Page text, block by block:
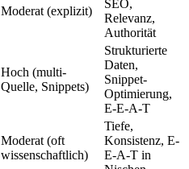
Moderat (explizit)
SEO,
Relevanz,
Authorität
Hoch (multi-
Quelle, Snippets)
Strukturierte
Daten,
Snippet-
Optimierung,
E-E-A-T
Moderat (oft
wissenschaftlich)
Tiefe,
Konsistenz, E-
E-A-T in